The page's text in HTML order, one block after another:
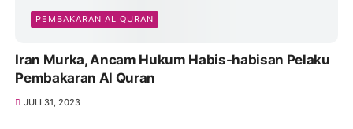
PEMBAKARAN AL QURAN
Iran Murka, Ancam Hukum Habis-habisan Pelaku
Pembakaran Al Quran
JULI 31, 2023